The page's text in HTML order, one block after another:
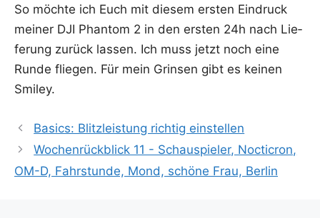
So möch­te ich Euch mit die­sem ers­ten Ein­druck
mei­ner DJI Phan­tom 2 in den ers­ten 24h nach Lie­
fe­rung zurück las­sen. Ich muss jetzt noch eine
Run­de flie­gen. Für mein Grin­sen gibt es kei­nen
Smiley.
Basics: Blitzleistung richtig einstellen
Wochenrückblick 11 - Schauspieler, Nocticron,
OM-D, Fahrstunde, Mond, schöne Frau, Berlin